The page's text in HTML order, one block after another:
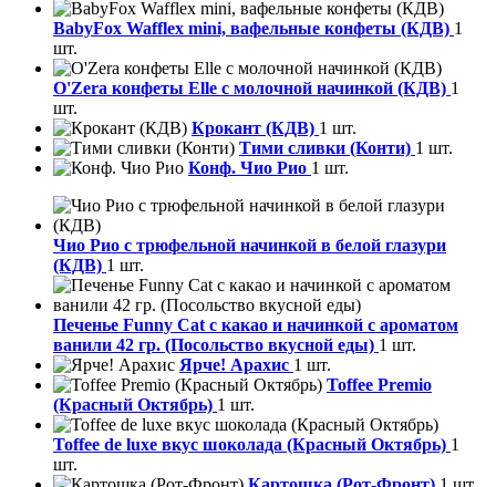
BabyFox Wafflex mini, вафельные конфеты (КДВ) 1
шт.
O'Zera конфеты Elle с молочной начинкой (КДВ) 1
шт.
Крокант (КДВ) 1 шт.
Тими сливки (Конти) 1 шт.
Конф. Чио Рио 1 шт.
Чио Рио с трюфельной начинкой в белой глазури
(КДВ) 1 шт.
Печенье Funny Сat с какао и начинкой с ароматом
ванили 42 гр. (Посольство вкусной еды) 1 шт.
Ярче! Арахис 1 шт.
Toffee Premio
(Красный Октябрь) 1 шт.
Toffee de luxe вкус шоколада (Красный Октябрь) 1
шт.